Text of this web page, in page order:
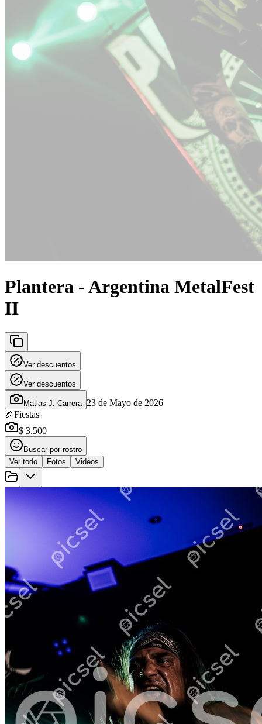
Plantera - Argentina MetalFest
II
Ver descuentos
Ver descuentos
Matias J. Carrera 23 de Mayo de 2026
🎉Fiestas
$ 3.500
Buscar por rostro
Ver todo
Fotos Videos